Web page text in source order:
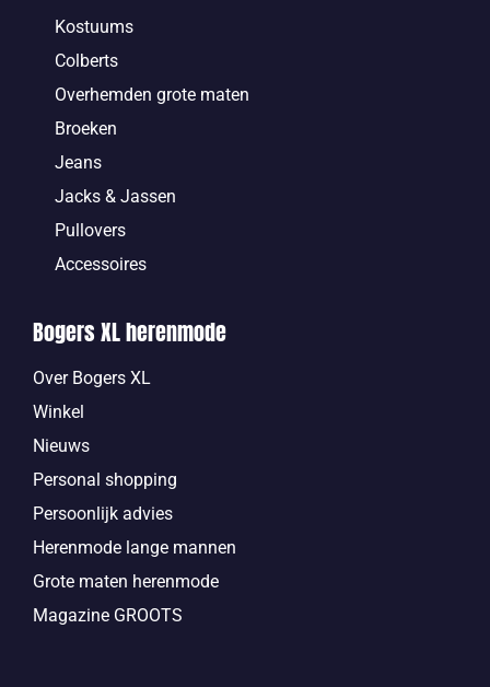
Kostuums
Colberts
Overhemden grote maten
Broeken
Jeans
Jacks & Jassen
Pullovers
Accessoires
Bogers XL herenmode
Over Bogers XL
Winkel
Nieuws
Personal shopping
Persoonlijk advies
Herenmode lange mannen
Grote maten herenmode
Magazine GROOTS